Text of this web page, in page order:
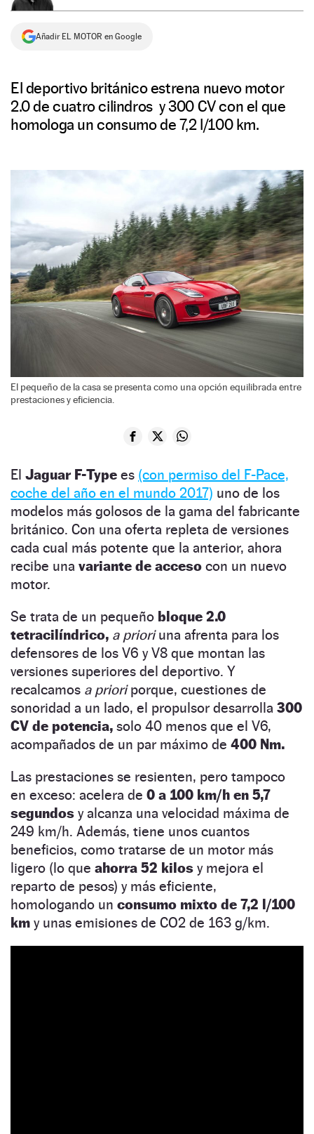
Añadir EL MOTOR en Google
El deportivo británico estrena nuevo motor
2.0 de cuatro cilindros y 300 CV con el que
homologa un consumo de 7,2 l/100 km.
El pequeño de la casa se presenta como una opción equilibrada entre
prestaciones y eficiencia.
El Jaguar F-Type es (con permiso del F-Pace,
coche del año en el mundo 2017) uno de los
modelos más golosos de la gama del fabricante
británico. Con una oferta repleta de versiones
cada cual más potente que la anterior, ahora
recibe una variante de acceso con un nuevo
motor.
Se trata de un pequeño bloque 2.0
tetracilíndrico, a prioriuna afrenta para los
defensores de los V6 y V8 que montan las
versiones superiores del deportivo. Y
recalcamos a prioriporque, cuestiones de
sonoridad a un lado, el propulsor desarrolla 300
CV de potencia, solo 40 menos que el V6,
acompañados de un par máximo de 400 Nm.
Las prestaciones se resienten, pero tampoco
en exceso: acelera de 0 a 100 km/h en 5,7
segundos y alcanza una velocidad máxima de
249 km/h. Además, tiene unos cuantos
beneficios, como tratarse de un motor más
ligero (lo que ahorra 52 kilos y mejora el
reparto de pesos) y más eficiente,
homologando un consumo mixto de 7,2 l/100
km y unas emisiones de CO2 de 163 g/km.